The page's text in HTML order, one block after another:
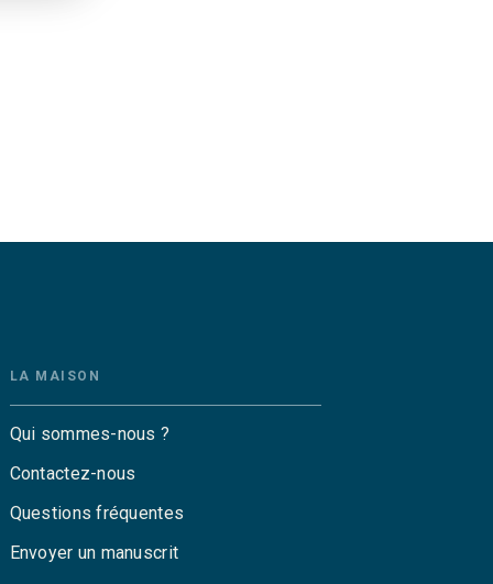
LA MAISON
Qui sommes-nous ?
Contactez-nous
Questions fréquentes
Envoyer un manuscrit